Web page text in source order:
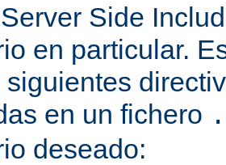
Side
en particular.
siguientes
en un fichero
deseado: